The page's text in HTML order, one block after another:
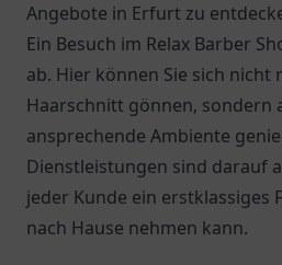
Angebote in Erfurt zu
Ein Besuch im Relax Barber
ab. Hier können Sie sich nicht
Haarschnitt gönnen, sondern
ansprechende Ambiente
Dienstleistungen sind darauf
jeder Kunde ein erstklassiges
nach Hause nehmen kann.